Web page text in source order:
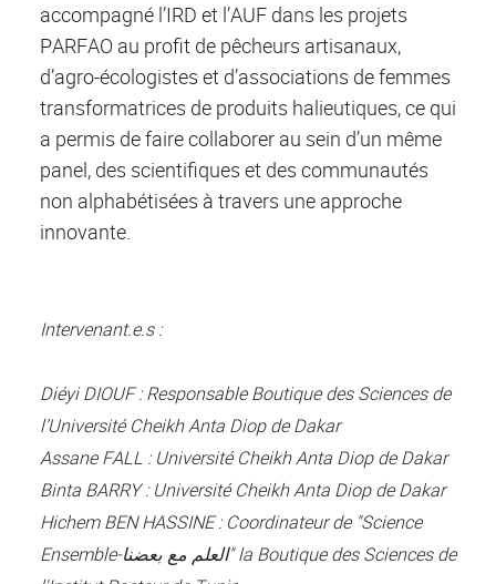
accompagné l’IRD et l’AUF dans les projets
PARFAO au profit de pêcheurs artisanaux,
d’agro-écologistes et d’associations de femmes
transformatrices de produits halieutiques, ce qui
a permis de faire collaborer au sein d’un même
panel, des scientifiques et des communautés
non alphabétisées à travers une approche
innovante.
Intervenant.e.s :
Diéyi DIOUF : Responsable Boutique des Sciences de
l’Université Cheikh Anta Diop de Dakar
Assane FALL : Université Cheikh Anta Diop de Dakar
Binta BARRY : Université Cheikh Anta Diop de Dakar
Hichem BEN HASSINE : Coordinateur de "Science
Ensemble-العلم مع بعضنا"la Boutique des Sciences de